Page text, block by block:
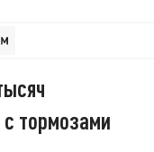
тормозами